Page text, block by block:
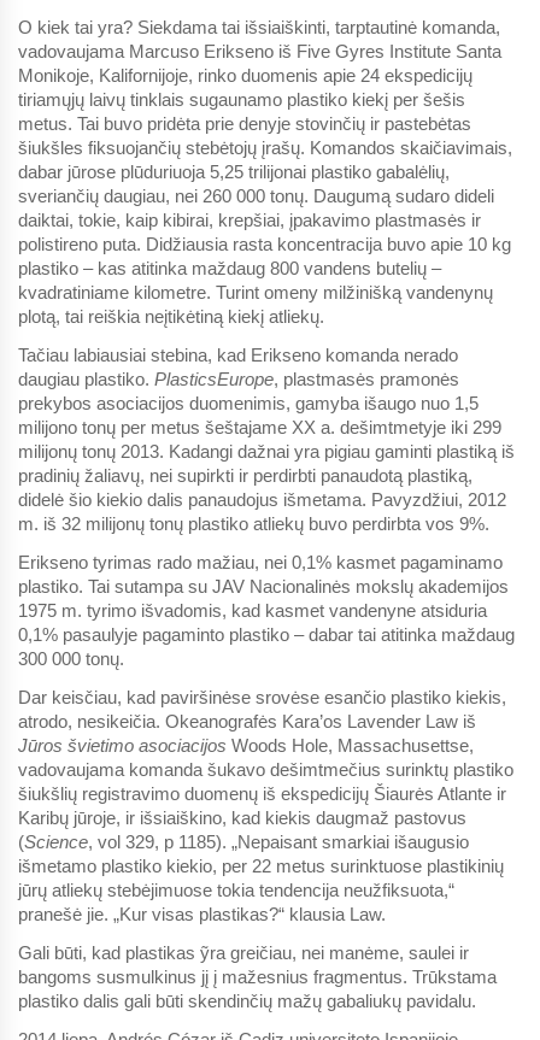
O kiek tai yra? Siekdama tai išsiaiškinti, tarptautinė komanda,
vadovaujama Marcuso Erikseno iš Five Gyres Institute Santa
Monikoje, Kalifornijoje, rinko duomenis apie 24 ekspedicijų
tiriamųjų laivų tinklais sugaunamo plastiko kiekį per šešis
metus. Tai buvo pridėta prie denyje stovinčių ir pastebėtas
šiukšles fiksuojančių stebėtojų įrašų. Komandos skaičiavimais,
dabar jūrose plūduriuoja 5,25 trilijonai plastiko gabalėlių,
sveriančių daugiau, nei 260 000 tonų. Daugumą sudaro dideli
daiktai, tokie, kaip kibirai, krepšiai, įpakavimo plastmasės ir
polistireno puta. Didžiausia rasta koncentracija buvo apie 10 kg
plastiko – kas atitinka maždaug 800 vandens butelių –
kvadratiniame kilometre. Turint omeny milžinišką vandenynų
plotą, tai reiškia neįtikėtiną kiekį atliekų.
Tačiau labiausiai stebina, kad Erikseno komanda nerado
daugiau plastiko. PlasticsEurope, plastmasės pramonės
prekybos asociacijos duomenimis, gamyba išaugo nuo 1,5
milijono tonų per metus šeštajame XX a. dešimtmetyje iki 299
milijonų tonų 2013. Kadangi dažnai yra pigiau gaminti plastiką iš
pradinių žaliavų, nei supirkti ir perdirbti panaudotą plastiką,
didelė šio kiekio dalis panaudojus išmetama. Pavyzdžiui, 2012
m. iš 32 milijonų tonų plastiko atliekų buvo perdirbta vos 9%.
Erikseno tyrimas rado mažiau, nei 0,1% kasmet pagaminamo
plastiko. Tai sutampa su JAV Nacionalinės mokslų akademijos
1975 m. tyrimo išvadomis, kad kasmet vandenyne atsiduria
0,1% pasaulyje pagaminto plastiko – dabar tai atitinka maždaug
300 000 tonų.
Dar keisčiau, kad paviršinėse srovėse esančio plastiko kiekis,
atrodo, nesikeičia. Okeanografės Kara’os Lavender Law iš
Jūros švietimo asociacijos Woods Hole, Massachusettse,
vadovaujama komanda šukavo dešimtmečius surinktų plastiko
šiukšlių registravimo duomenų iš ekspedicijų Šiaurės Atlante ir
Karibų jūroje, ir išsiaiškino, kad kiekis daugmaž pastovus
(Science, vol 329, p 1185). „Nepaisant smarkiai išaugusio
išmetamo plastiko kiekio, per 22 metus surinktuose plastikinių
jūrų atliekų stebėjimuose tokia tendencija neužfiksuota,“
pranešė jie. „Kur visas plastikas?“ klausia Law.
Gali būti, kad plastikas ỹra greičiau, nei manėme, saulei ir
bangoms susmulkinus jį į mažesnius fragmentus. Trūkstama
plastiko dalis gali būti skendinčių mažų gabaliukų pavidalu.